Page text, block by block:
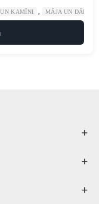
KAMĪNI MĀJA UN DĀRZS
+
+
+